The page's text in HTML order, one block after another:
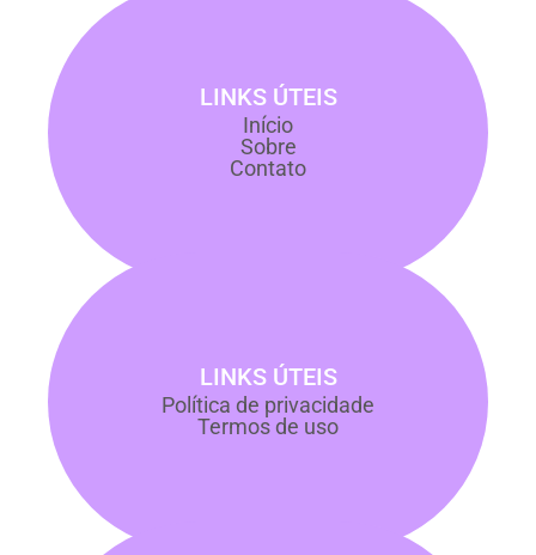
LINKS ÚTEIS
Início
Sobre
Contato
LINKS ÚTEIS
Política de privacidade
Termos de uso